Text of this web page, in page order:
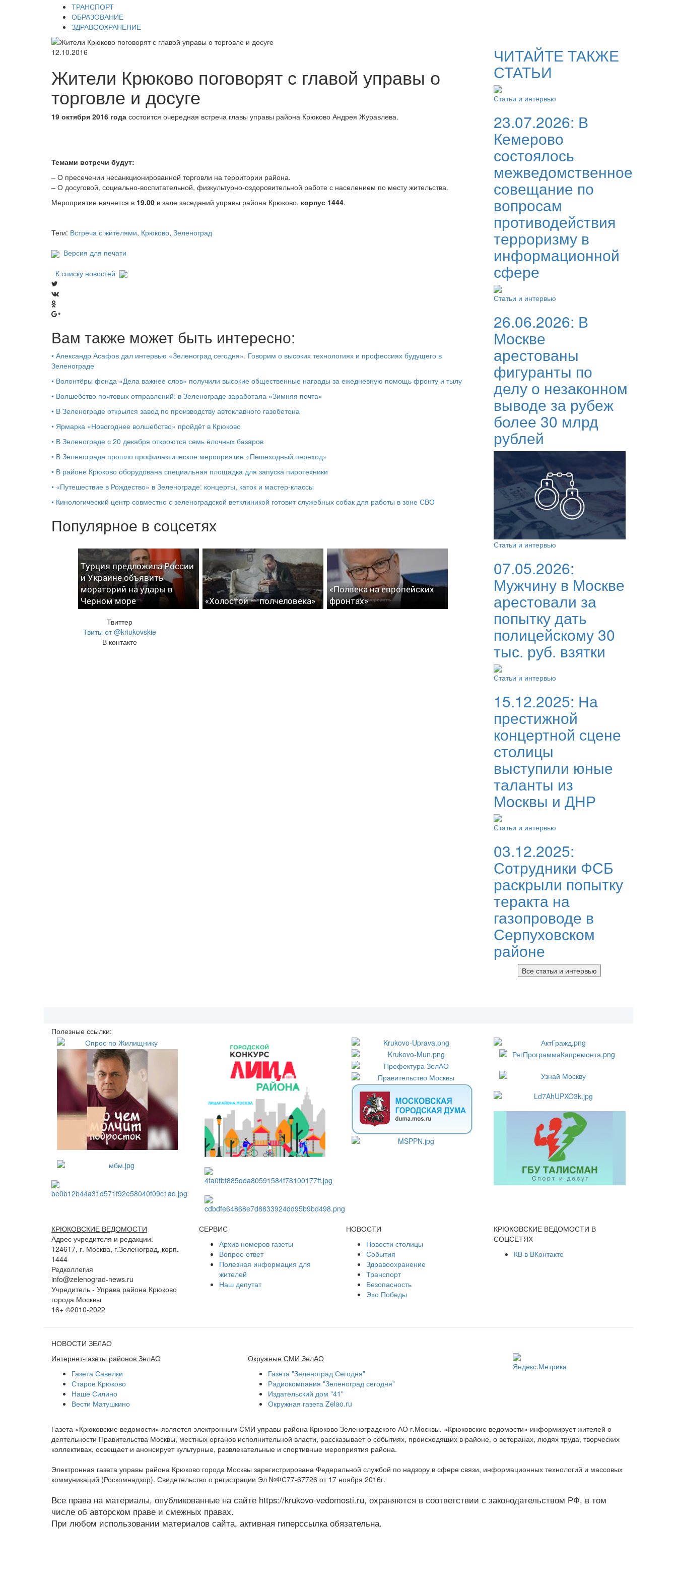
ТРАНСПОРТ
ОБРАЗОВАНИЕ
ЗДРАВООХРАНЕНИЕ
12.10.2016
Жители Крюково поговорят с главой управы о
торговле и досуге
19 октября 2016 года состоится очередная встреча главы управы района Крюково Андрея Журавлева.
Темами встречи будут:
– О пресечении несанкционированной торговли на территории района.
– О досуговой, социально-воспитательной, физкультурно-оздоровительной работе с населением по месту жительства.
Мероприятие начнется в 19.00 в зале заседаний управы района Крюково, корпус 1444.
Теги: Встреча с жителями, Крюково, Зеленоград
Версия для печати
К списку новостей
Вам также может быть интересно:
• Александр Асафов дал интервью «Зеленоград сегодня». Говорим о высоких технологиях и профессиях будущего в
Зеленограде
• Волонтёры фонда «Дела важнее слов» получили высокие общественные награды за ежедневную помощь фронту и тылу
• Волшебство почтовых отправлений: в Зеленограде заработала «Зимняя почта»
• В Зеленограде открылся завод по производству автоклавного газобетона
• Ярмарка «Новогоднее волшебство» пройдёт в Крюково
• В Зеленограде с 20 декабря откроются семь ёлочных базаров
• В Зеленограде прошло профилактическое мероприятие «Пешеходный переход»
• В районе Крюково оборудована специальная площадка для запуска пиротехники
• «Путешествие в Рождество» в Зеленограде: концерты, каток и мастер‑классы
• Кинологический центр совместно с зеленоградской ветклиникой готовит служебных собак для работы в зоне СВО
Популярное в соцсетях
Турция предложила России
и Украине объявить
мораторий на удары в
Черном море
«Холостой — полчеловека»
«Полвека на европейских
фронтах»
Твиттер
Твиты от @kriukovskie
В контакте
ЧИТАЙТЕ ТАКЖЕ
СТАТЬИ
Статьи и интервью
23.07.2026: В
Кемерово
состоялось
межведомственное
совещание по
вопросам
противодействия
терроризму в
информационной
сфере
Статьи и интервью
26.06.2026: В
Москве
арестованы
фигуранты по
делу о незаконном
выводе за рубеж
более 30 млрд
рублей
Статьи и интервью
07.05.2026:
Мужчину в Москве
арестовали за
попытку дать
полицейскому 30
тыс. руб. взятки
Статьи и интервью
15.12.2025: На
престижной
концертной сцене
столицы
выступили юные
таланты из
Москвы и ДНР
Статьи и интервью
03.12.2025:
Сотрудники ФСБ
раскрыли попытку
теракта на
газопроводе в
Серпуховском
районе
Все статьи и интервью
Полезные ссылки:
КРЮКОВСКИЕ ВЕДОМОСТИ
Адрес учредителя и редакции:
124617, г. Москва, г.Зеленоград, корп.
1444
Редколлегия
info@zelenograd-news.ru
Учредитель - Управа района Крюково
города Москвы
16+ ©2010-2022
СЕРВИС
Архив номеров газеты
Вопрос-ответ
Полезная информация для
жителей
Наш депутат
НОВОСТИ
Новости столицы
События
Здравоохранение
Транспорт
Безопасность
Эхо Победы
КРЮКОВСКИЕ ВЕДОМОСТИ В
СОЦСЕТЯХ
КВ в ВКонтакте
НОВОСТИ ЗЕЛАО
Интернет-газеты районов ЗелАО
Газета Савелки
Старое Крюково
Наше Силино
Вести Матушкино
Окружные СМИ ЗелАО
Газета "Зеленоград Сегодня"
Радиокомпания "Зеленоград сегодня"
Издательский дом "41"
Окружная газета Zelao.ru
Газета «Крюковские ведомости» является электронным СМИ управы района Крюково Зеленоградского АО г.Москвы. «Крюковские ведомости» информирует жителей о
деятельности Правительства Москвы, местных органов исполнительной власти, рассказывает о событиях, происходящих в районе, о ветеранах, людях труда, творческих
коллективах, освещает и анонсирует культурные, развлекательные и спортивные мероприятия района.
Электронная газета управы района Крюково города Москвы зарегистрирована Федеральной службой по надзору в сфере связи, информационных технологий и массовых
коммуникаций (Роскомнадзор). Свидетельство о регистрации Эл №ФС77-67726 от 17 ноября 2016г.
Все права на материалы, опубликованные на сайте https://krukovo-vedomosti.ru, охраняются в соответствии с законодательством РФ, в том
числе об авторском праве и смежных правах.
При любом использовании материалов сайта, активная гиперссылка обязательна.